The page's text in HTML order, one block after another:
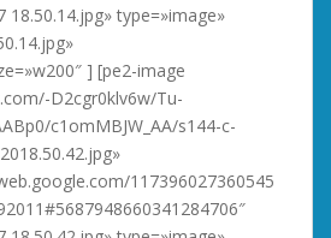
18.50.14.jpg» type=»image»
] [pe2-image
D2cgr0klv6w/Tu-
c1omMBJW_AA/s144-c-
117396027360545